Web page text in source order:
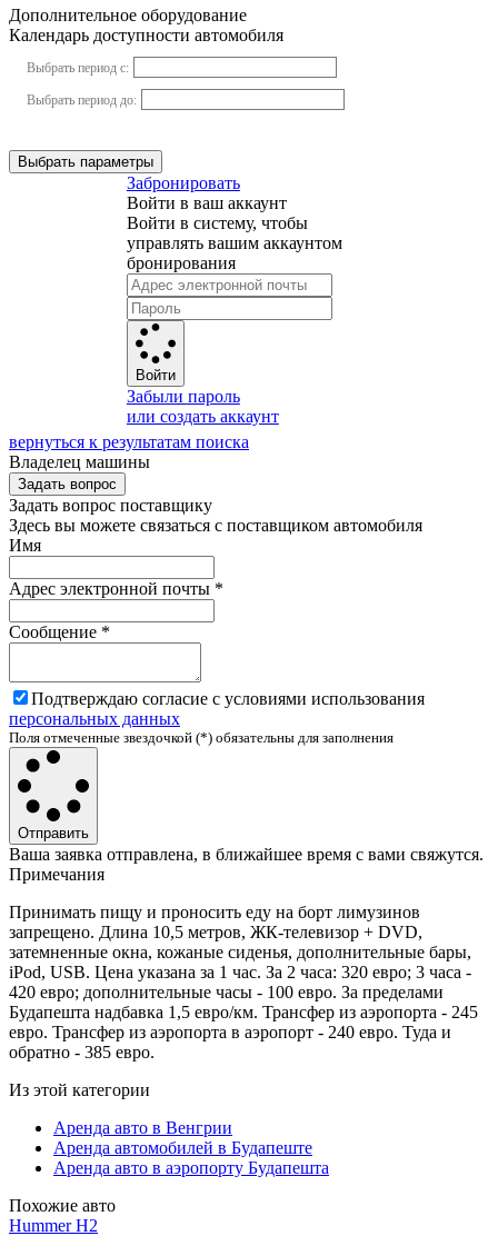
Дополнительное оборудование
Календарь доступности автомобиля
Выбрать период с:
Выбрать период до:
Выбрать параметры
Забронировать
Войти в ваш аккаунт
Войти в систему, чтобы
управлять вашим аккаунтом
бронирования
Войти
Забыли пароль
или создать аккаунт
вернуться к результатам поиска
Владелец машины
Задать вопрос
Задать вопрос поставщику
Здесь вы можете связаться с поставщиком автомобиля
Имя
Адрес электронной почты *
Сообщение *
Подтверждаю согласие с условиями использования
персональных данных
Поля отмеченные звездочкой (*) обязательны для заполнения
Отправить
Ваша заявка отправлена, в ближайшее время с вами свяжутся.
Примечания
Принимать пищу и проносить еду на борт лимузинов
запрещено. Длина 10,5 метров, ЖК-телевизор + DVD,
затемненные окна, кожаные сиденья, дополнительные бары,
iPod, USB. Цена указана за 1 час. За 2 часа: 320 евро; 3 часа -
420 евро; дополнительные часы - 100 евро. За пределами
Будапешта надбавка 1,5 евро/км. Трансфер из аэропорта - 245
евро. Трансфер из аэропорта в аэропорт - 240 евро. Туда и
обратно - 385 евро.
Из этой категории
Аренда авто в Венгрии
Аренда автомобилей в Будапеште
Аренда авто в аэропорту Будапешта
Похожие авто
Hummer H2